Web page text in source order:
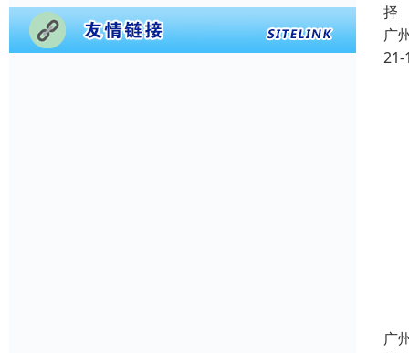
择
广
21-
广